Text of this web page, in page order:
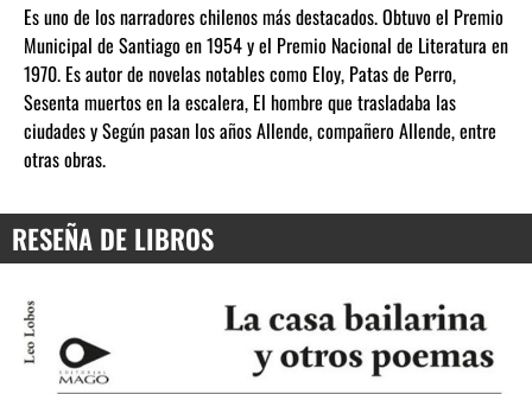
Es uno de los narradores chilenos más destacados. Obtuvo el Premio
Municipal de Santiago en 1954 y el Premio Nacional de Literatura en
1970. Es autor de novelas notables como Eloy, Patas de Perro,
Sesenta muertos en la escalera, El hombre que trasladaba las
ciudades y Según pasan los años Allende, compañero Allende, entre
otras obras.
RESEÑA DE LIBROS